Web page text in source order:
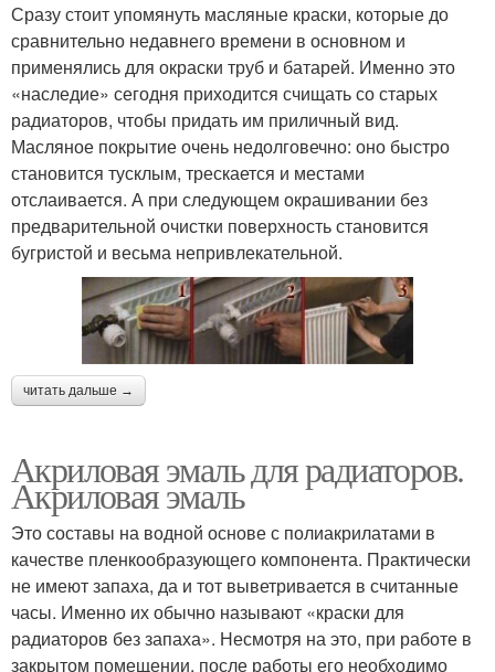
Сразу стоит упомянуть масляные краски, которые до
сравнительно недавнего времени в основном и
применялись для окраски труб и батарей. Именно это
«наследие» сегодня приходится счищать со старых
радиаторов, чтобы придать им приличный вид.
Масляное покрытие очень недолговечно: оно быстро
становится тусклым, трескается и местами
отслаивается. А при следующем окрашивании без
предварительной очистки поверхность становится
бугристой и весьма непривлекательной.
читать дальше →
Акриловая эмаль для радиаторов.
Акриловая эмаль
Это составы на водной основе с полиакрилатами в
качестве пленкообразующего компонента. Практически
не имеют запаха, да и тот выветривается в считанные
часы. Именно их обычно называют «краски для
радиаторов без запаха». Несмотря на это, при работе в
закрытом помещении, после работы его необходимо